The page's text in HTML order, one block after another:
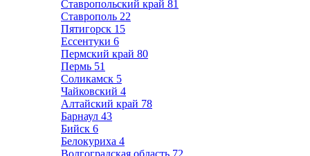
Ставропольский край 81
Ставрополь 22
Пятигорск 15
Ессентуки 6
Пермский край 80
Пермь 51
Соликамск 5
Чайковский 4
Алтайский край 78
Барнаул 43
Бийск 6
Белокуриха 4
Волгоградская область 72